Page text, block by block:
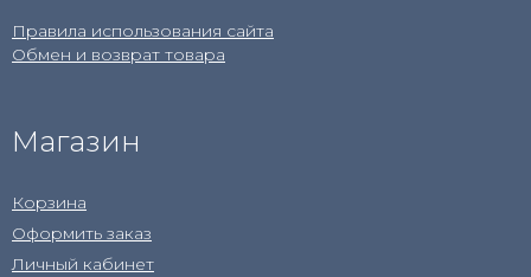
Правила использования сайта
Обмен и возврат товара
Магазин
Корзина
Оформить заказ
Личный кабинет